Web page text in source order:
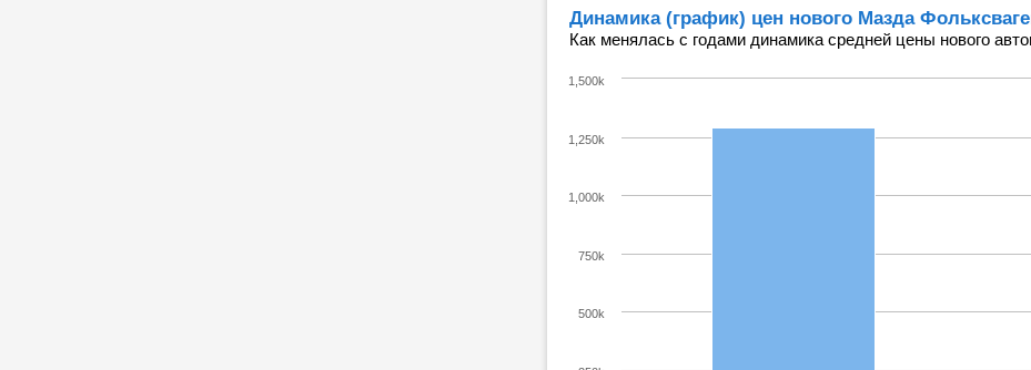
Динамика (график) цен нового Мазда
Как менялась с годами динамика средней цены нового
500k
750k
1,000k
1,250k
1,500k